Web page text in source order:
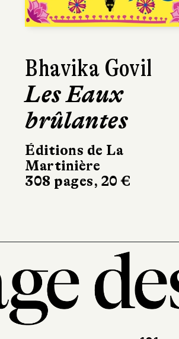
Francesco
Onesto
Calmann-Lévy
101,